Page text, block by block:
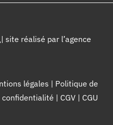
site réalisé par l’agence
légales | Politique de
confidentialité | CGV | CGU